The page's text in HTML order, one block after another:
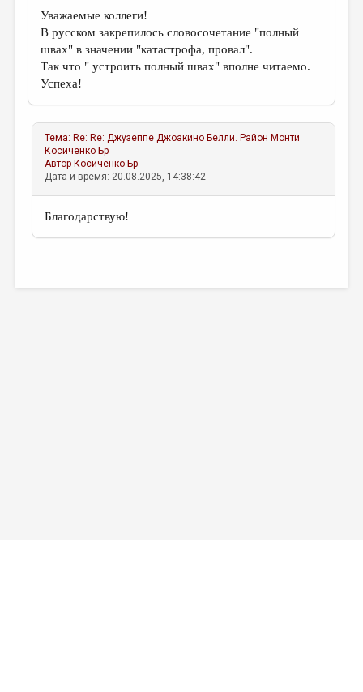
Уважаемые коллеги!
В русском закрепилось словосочетание "полный
швах" в значении "катастрофа, провал".
Так что " устроить полный швах" вполне читаемо.
Успеха!
Тема: Re: Re: Джузеппе Джоакино Белли. Район Монти
Косиченко Бр
Автор Косиченко Бр
Дата и время: 20.08.2025, 14:38:42
Благодарствую!